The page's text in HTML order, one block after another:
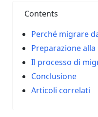
Contents
Perché migrare
Preparazione
Il processo di
Conclusione
Articoli correlati